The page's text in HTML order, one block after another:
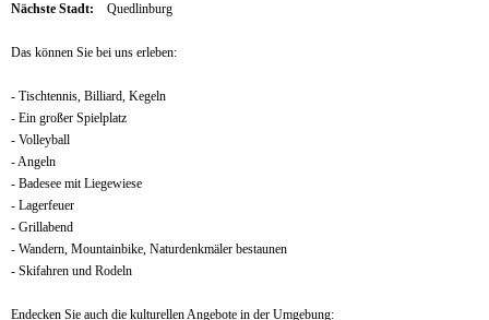
Nächste Stadt:
Quedlinburg
Das können Sie bei uns erleben:
- Tischtennis, Billiard, Kegeln
- Ein großer Spielplatz
- Volleyball
- Angeln
- Badesee mit Liegewiese
- Lagerfeuer
- Grillabend
- Wandern, Mountainbike, Naturdenkmäler bestaunen
- Skifahren und Rodeln
Endecken Sie auch die kulturellen Angebote in der Umgebung: